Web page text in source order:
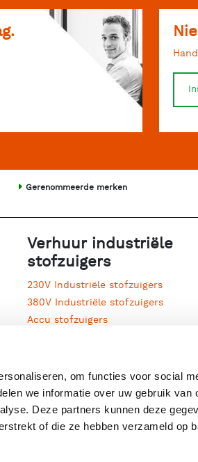
om functies voor social
we informatie over uw gebruik van
Deze partners kunnen deze
of die ze hebben verzameld op
Gerenommeerde merken
Verhuur industriële
stofzuigers
230V Industriële stofzuigers
380V Industriële stofzuigers
Accu stofzuigers
Diesel stofzuigers
Filter voorafscheiders
Mobiele stofzuigers
Oliezuigers